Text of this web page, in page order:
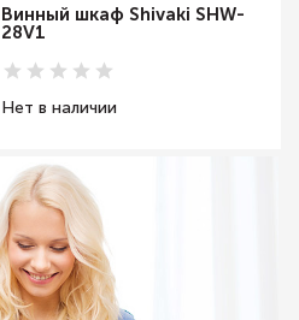
Винный шкаф Shivaki SHW-
28V1
Нет в наличии